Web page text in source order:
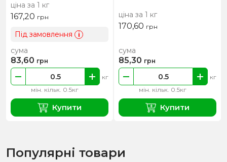
ціна за 1 кг
167,20 грн
Під замовлення i
мін. кільк. 0.5кг
кг
сума
83,60 грн
Купити
ціна за 1 кг
170,60 грн
мін. кільк. 0.5кг
кг
сума
85,30 грн
Купити
Популярні товари